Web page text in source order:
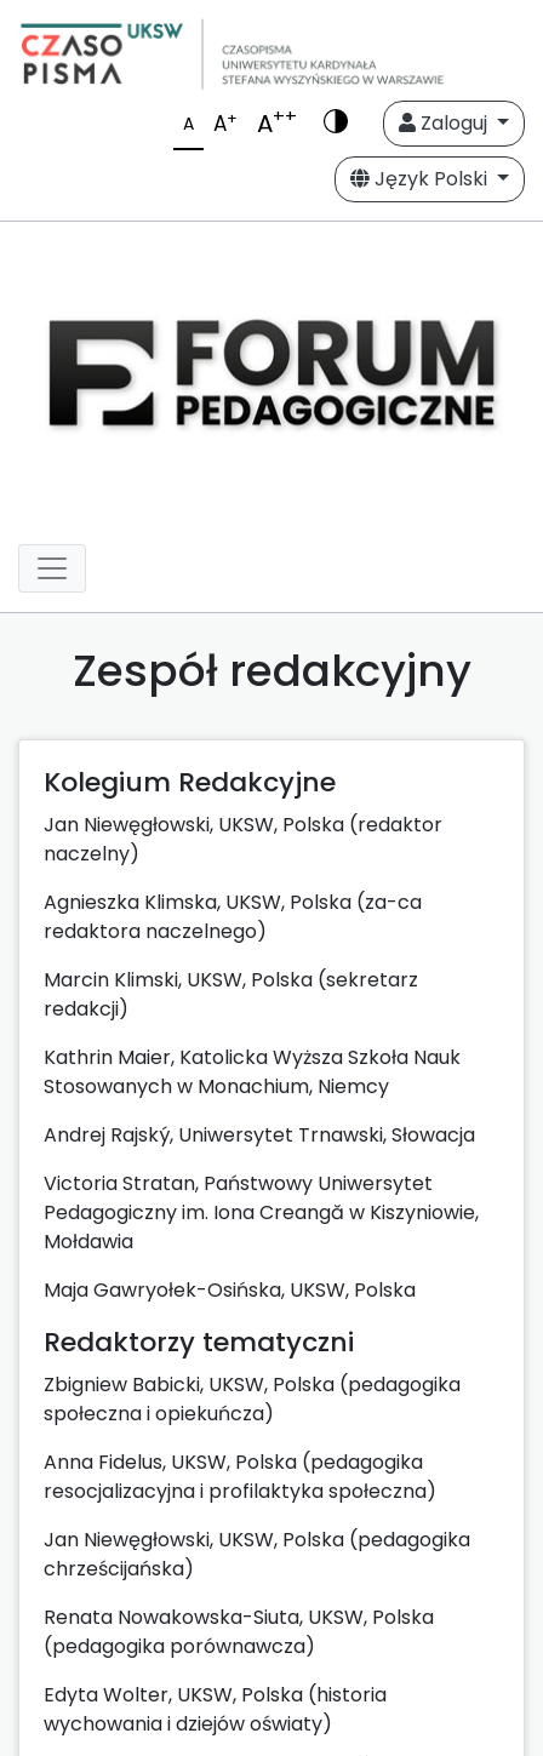
A A+ A++
Zaloguj
Język Polski
Zespół redakcyjny
Kolegium Redakcyjne
Jan Niewęgłowski, UKSW, Polska (redaktor
naczelny)
Agnieszka Klimska, UKSW, Polska (za-ca
redaktora naczelnego)
Marcin Klimski, UKSW, Polska (sekretarz
redakcji)
Kathrin Maier, Katolicka Wyższa Szkoła Nauk
Stosowanych w Monachium, Niemcy
Andrej Rajský, Uniwersytet Trnawski, Słowacja
Victoria Stratan, Państwowy Uniwersytet
Pedagogiczny im. Iona Creangă w Kiszyniowie,
Mołdawia
Maja Gawryołek-Osińska, UKSW, Polska
Redaktorzy tematyczni
Zbigniew Babicki, UKSW, Polska (pedagogika
społeczna i opiekuńcza)
Anna Fidelus, UKSW, Polska (pedagogika
resocjalizacyjna i profilaktyka społeczna)
Jan Niewęgłowski, UKSW, Polska (pedagogika
chrześcijańska)
Renata Nowakowska-Siuta, UKSW, Polska
(pedagogika porównawcza)
Edyta Wolter, UKSW, Polska (historia
wychowania i dziejów oświaty)